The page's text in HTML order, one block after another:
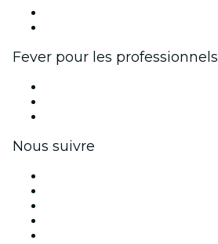
Fever pour les professionnels
Nous suivre